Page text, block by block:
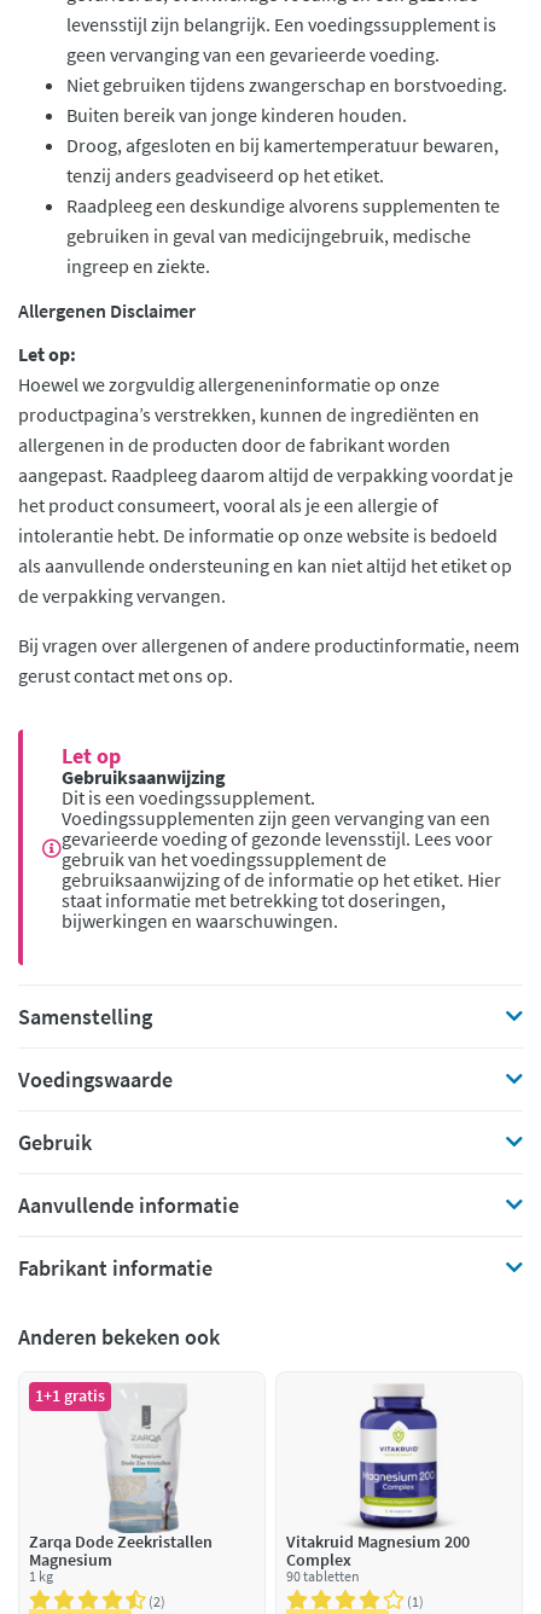
levensstijl zijn belangrijk. Een voedingssupplement is
geen vervanging van een gevarieerde voeding.
Niet gebruiken tijdens zwangerschap en borstvoeding.
Buiten bereik van jonge kinderen houden.
Droog, afgesloten en bij kamertemperatuur bewaren,
tenzij anders geadviseerd op het etiket.
Raadpleeg een deskundige alvorens supplementen te
gebruiken in geval van medicijngebruik, medische
ingreep en ziekte.
Allergenen Disclaimer
Let op:
Hoewel we zorgvuldig allergeneninformatie op onze
productpagina’s verstrekken, kunnen de ingrediënten en
allergenen in de producten door de fabrikant worden
aangepast. Raadpleeg daarom altijd de verpakking voordat je
het product consumeert, vooral als je een allergie of
intolerantie hebt. De informatie op onze website is bedoeld
als aanvullende ondersteuning en kan niet altijd het etiket op
de verpakking vervangen.
Bij vragen over allergenen of andere productinformatie, neem
gerust contact met ons op.
Let op
Gebruiksaanwijzing
Dit is een voedingssupplement.
Voedingssupplementen zijn geen vervanging van een
gevarieerde voeding of gezonde levensstijl. Lees voor
gebruik van het voedingssupplement de
gebruiksaanwijzing of de informatie op het etiket. Hier
staat informatie met betrekking tot doseringen,
bijwerkingen en waarschuwingen.
Samenstelling
Voedingswaarde
Gebruik
Aanvullende informatie
Fabrikant informatie
Anderen bekeken ook
1+1 gratis
Zarqa Dode Zeekristallen
Magnesium
1 kg
2
Vitakruid Magnesium 200
Complex
90 tabletten
1